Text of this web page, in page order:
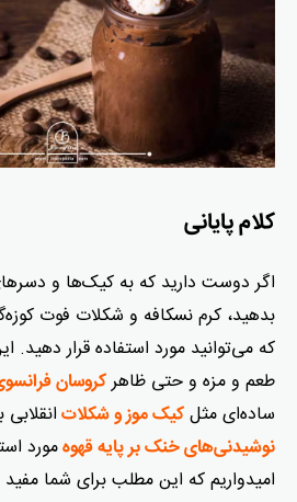
کلام پایانی
اگر دوست دارید که به کیک‌ها و
بدهید، کرم نسکافه و شکلات فوت
که می‌توانید مورد استفاده قرار دهید.
طعم و مزه و حتی ظاهرکروسان
ساده‌ای مثل کیک موز و شکلات
نوشیدنی‌های خنک بر پایه قهوهمورد
امیدواریم که این مطلب برای شما